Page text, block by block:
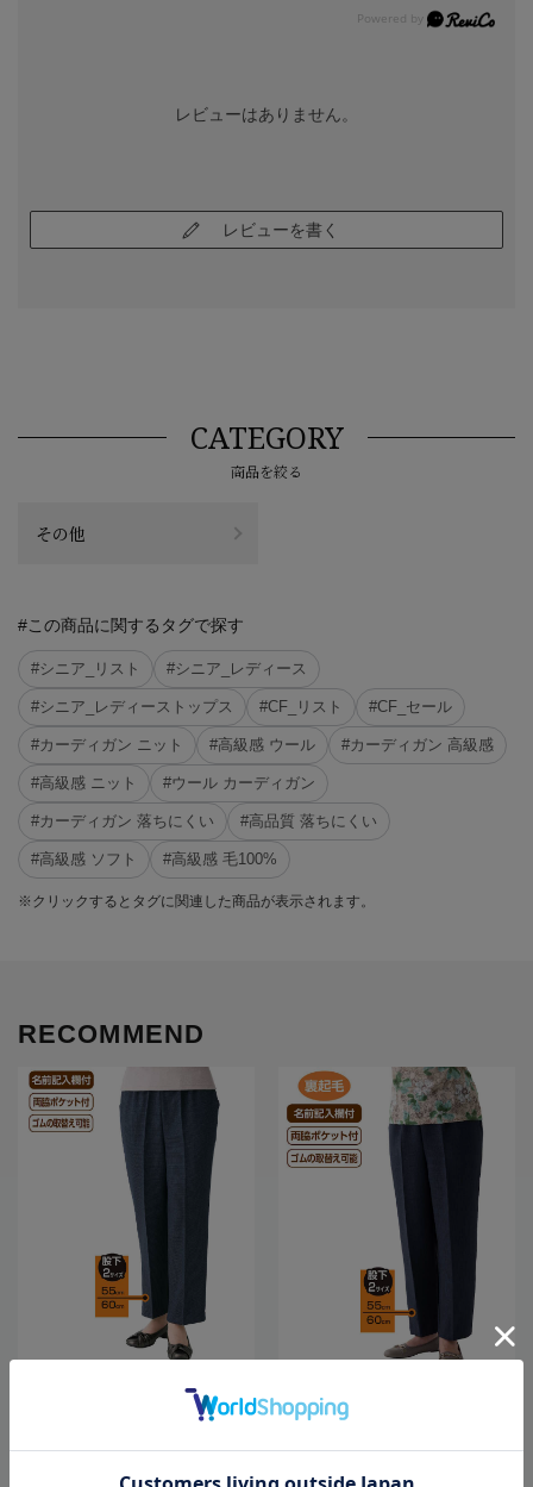
レビューはありません。
レビューを書く
CATEGORY
商品を絞る
その他
#この商品に関するタグで探す
#シニア_リスト #シニア_レディース
#シニア_レディーストップス #CF_リスト #CF_セール
#カーディガン ニット #高級感 ウール #カーディガン 高級感
#高級感 ニット #ウール カーディガン
#カーディガン 落ちにくい #高品質 落ちにくい
#高級感 ソフト #高級感 毛100%
※クリックするとタグに関連した商品が表示されます。
RECOMMEND
全5色
股下60cm／敬老の日／ギフト／プレ
ツ股下55cm／敬老の日／ギフト／プ
レゼント【CF】